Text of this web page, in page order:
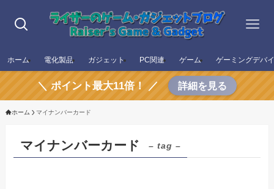
ホーム 電化製品 ガジェット PC関連 ゲーム ゲーミングデバ
＼ ポイント最大11倍！ ／ 詳細を見る
ホーム マイナンバーカード
マイナンバーカード – tag –